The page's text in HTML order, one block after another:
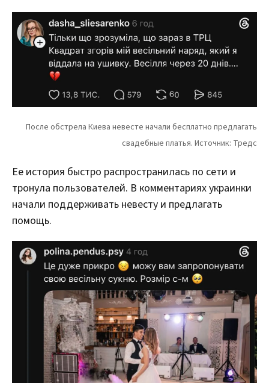
Ее история быстро распространилась по сети и
тронула пользователей. В комментариях украинки
начали поддерживать невесту и предлагать
помощь.